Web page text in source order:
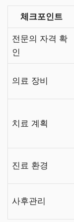
체크포인트
전문의 자격 확
인
의료 장비
치료 계획
진료 환경
사후관리